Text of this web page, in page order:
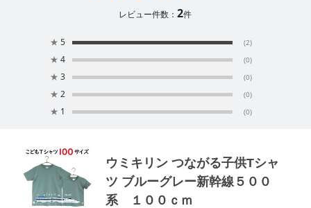
レビュー件数：2件
★ 5 (2)
★ 4 (0)
★ 3 (0)
★ 2 (0)
★ 1 (0)
ウミキリン つながる子供Tシャ
ツ ブルーグレー新幹線５００
系 １００ｃｍ